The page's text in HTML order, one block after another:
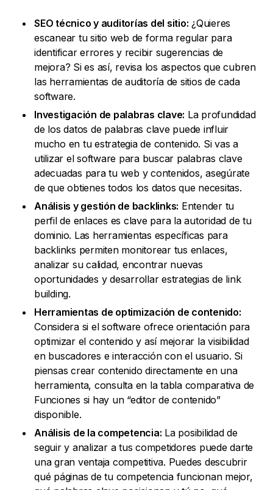
SEO técnico y auditorías del sitio: ¿Quieres
escanear tu sitio web de forma regular para
identificar errores y recibir sugerencias de
mejora? Si es así, revisa los aspectos que cubren
las herramientas de auditoría de sitios de cada
software.
Investigación de palabras clave: La profundidad
de los datos de palabras clave puede influir
mucho en tu estrategia de contenido. Si vas a
utilizar el software para buscar palabras clave
adecuadas para tu web y contenidos, asegúrate
de que obtienes todos los datos que necesitas.
Análisis y gestión de backlinks: Entender tu
perfil de enlaces es clave para la autoridad de tu
dominio. Las herramientas específicas para
backlinks permiten monitorear tus enlaces,
analizar su calidad, encontrar nuevas
oportunidades y desarrollar estrategias de link
building.
Herramientas de optimización de contenido:
Considera si el software ofrece orientación para
optimizar el contenido y así mejorar la visibilidad
en buscadores e interacción con el usuario. Si
piensas crear contenido directamente en una
herramienta, consulta en la tabla comparativa de
Funciones si hay un “editor de contenido”
disponible.
Análisis de la competencia: La posibilidad de
seguir y analizar a tus competidores puede darte
una gran ventaja competitiva. Puedes descubrir
qué páginas de tu competencia funcionan mejor,